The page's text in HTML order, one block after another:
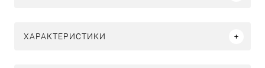
ХАРАКТЕРИСТИКИ